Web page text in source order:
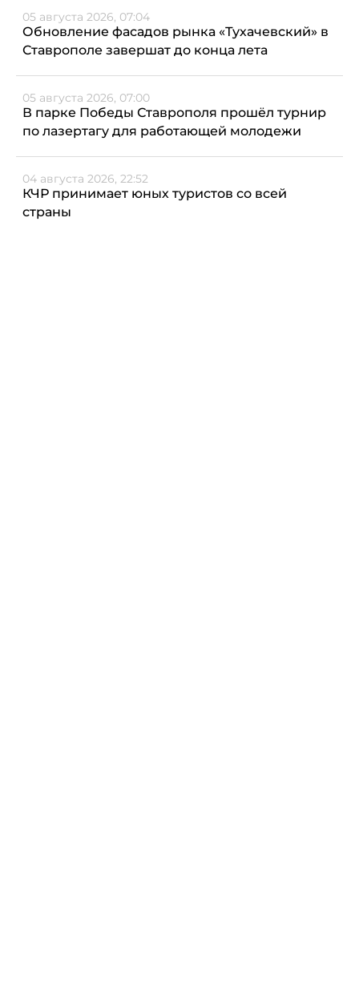
05 августа 2026, 07:04
Обновление фасадов рынка «Тухачевский» в
Ставрополе завершат до конца лета
05 августа 2026, 07:00
В парке Победы Ставрополя прошёл турнир
по лазертагу для работающей молодежи
04 августа 2026, 22:52
КЧР принимает юных туристов со всей
страны